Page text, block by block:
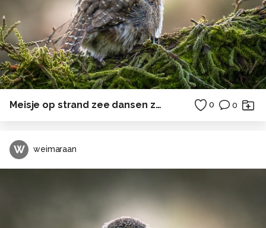
Meisje op strand zee dansen zomer achterwasser ostsee duitsland 0 0
W weimaraan